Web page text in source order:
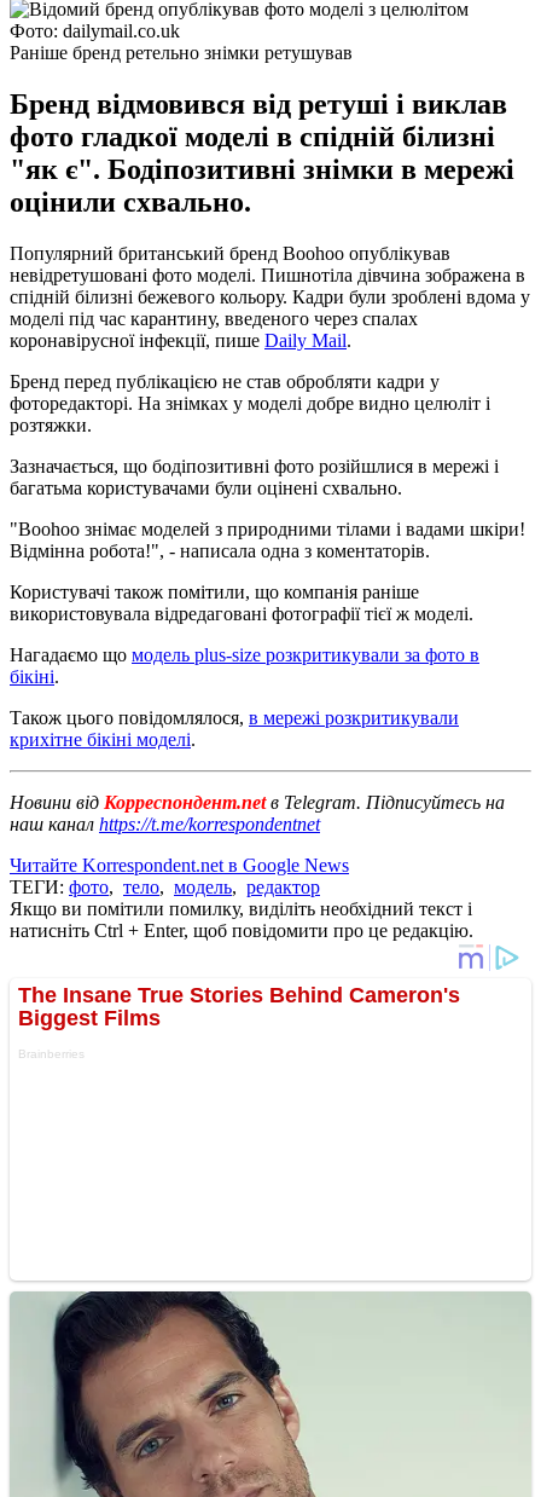
Фото: dailymail.co.uk
Раніше бренд ретельно знімки ретушував
Бренд відмовився від ретуші і виклав
фото гладкої моделі в спідній білизні
"як є". Бодіпозитивні знімки в мережі
оцінили схвально.
Популярний британський бренд Boohoo опублікував
невідретушовані фото моделі. Пишнотіла дівчина зображена в
спідній білизні бежевого кольору. Кадри були зроблені вдома у
моделі під час карантину, введеного через спалах
коронавірусної інфекції, пише Daily Mail.
Бренд перед публікацією не став обробляти кадри у
фоторедакторі. На знімках у моделі добре видно целюліт і
розтяжки.
Зазначається, що бодіпозитивні фото розійшлися в мережі і
багатьма користувачами були оцінені схвально.
"Boohoo знімає моделей з природними тілами і вадами шкіри!
Відмінна робота!", - написала одна з коментаторів.
Користувачі також помітили, що компанія раніше
використовувала відредаговані фотографії тієї ж моделі.
Нагадаємо що модель plus-size розкритикували за фото в
бікіні.
Також цього повідомлялося, в мережі розкритикували
крихітне бікіні моделі.
Новини від Корреспондент.netв Telegram. Підписуйтесь на
наш канал https://t.me/korrespondentnet
Читайте Korrespondent.net в Google News
ТЕГИ: фото, тело, модель, редактор
Якщо ви помітили помилку, виділіть необхідний текст і
натисніть Ctrl + Enter, щоб повідомити про це редакцію.